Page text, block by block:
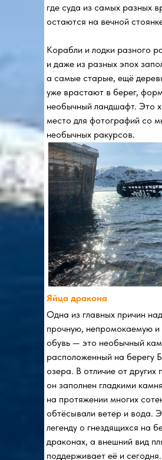
Яйца дракона
Одна из главных причин
прочную, непромокаемую и
обувь — это необычный
расположенный на берегу
озера. В отличие от других
он заполнен гладкими
на протяжении многих
обтёсывали ветер и вода.
легенду о гнездящихся на
драконах, а внешний вид
поддерживает её и сегодня.
где суда из самых разных
остаются на вечной
Корабли и лодки разного
и даже из разных эпох
а самые старые, ещё
уже врастают в берег,
необычный ландшафт. Это
место для фотографий со
необычных ракурсов.